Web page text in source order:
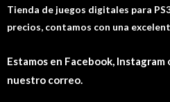
Tienda de juegos digitales para
precios, contamos con una
Estamos en Facebook,
nuestro correo.